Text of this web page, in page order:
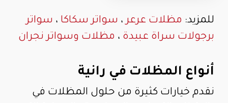
للمزيد: مظلات عرعر، سواتر سكاكا ، سواتر
برجولات سراة عبيدة ، مظلات وسواتر نجران
أنواع المظلات في رانية
نقدم خيارات كثيرة من حلول المظلات في